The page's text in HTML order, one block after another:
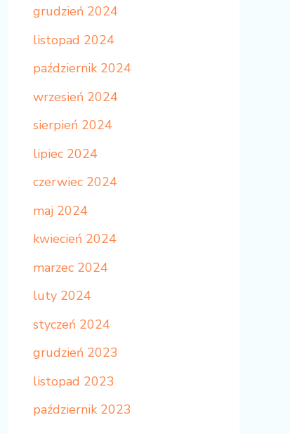
grudzień 2024
listopad 2024
październik 2024
wrzesień 2024
sierpień 2024
lipiec 2024
czerwiec 2024
maj 2024
kwiecień 2024
marzec 2024
luty 2024
styczeń 2024
grudzień 2023
listopad 2023
październik 2023